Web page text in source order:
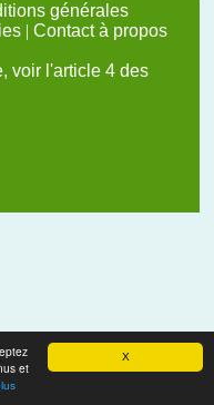
X
et
générales
| Contact à propos
voir l'article 4 des